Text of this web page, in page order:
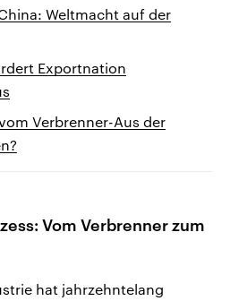
Weltmacht auf der
Exportnation
Verbrenner-Aus der
Vom Verbrenner zum
hat jahrzehntelang